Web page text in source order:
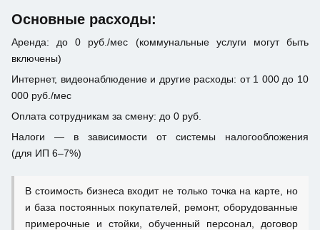
Основные расходы:
Аренда: до 0 руб./мес (коммунальные услуги могут быть
включены)
Интернет, видеонаблюдение и другие расходы: от 1 000 до 10
000 руб./мес
Оплата сотрудникам за смену: до 0 руб.
Налоги — в зависимости от системы налогообложения
(для ИП 6–7%)
В стоимость бизнеса входит не только точка на карте, но
и база постоянных покупателей, ремонт, оборудованные
примерочные и стойки, обученный персонал, договор